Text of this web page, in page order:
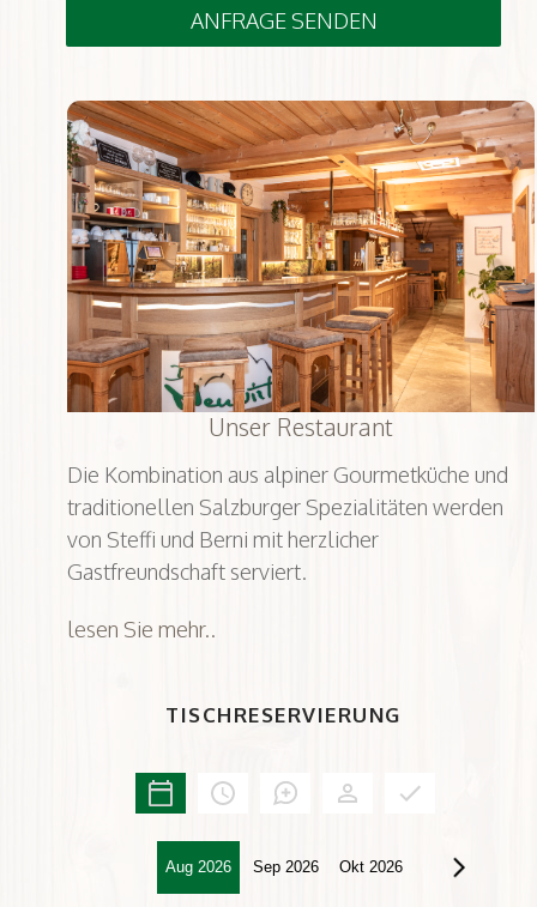
ANFRAGE SENDEN
Unser Restaurant
Die Kombination aus alpiner Gourmetküche und
traditionellen Salzburger Spezialitäten werden
von Steffi und Berni mit herzlicher
Gastfreundschaft serviert.
lesen Sie mehr..
TISCHRESERVIERUNG